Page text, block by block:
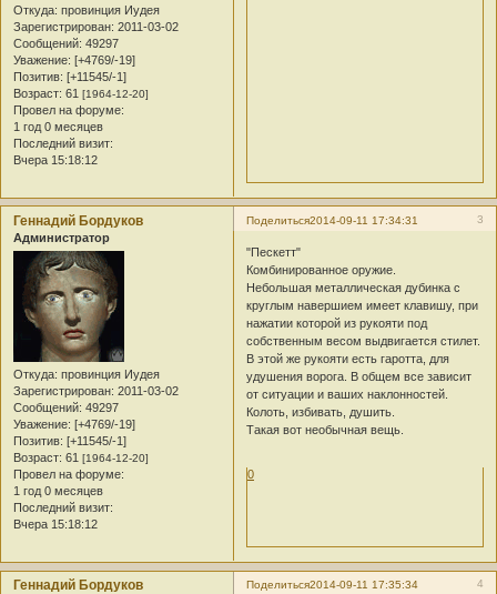
Откуда: провинция Иудея
Зарегистрирован: 2011-03-02
Сообщений: 49297
Уважение: [+4769/-19]
Позитив: [+11545/-1]
Возраст: 61 [1964-12-20]
Провел на форуме:
1 год 0 месяцев
Последний визит:
Вчера 15:18:12
Поделиться 3
2014-09-11 17:34:31
Геннадий Бордуков
Администратор
Откуда: провинция Иудея
Зарегистрирован: 2011-03-02
Сообщений: 49297
Уважение: [+4769/-19]
Позитив: [+11545/-1]
Возраст: 61 [1964-12-20]
Провел на форуме:
1 год 0 месяцев
Последний визит:
Вчера 15:18:12
"Пескетт"
Комбинированное оружие.
Небольшая металлическая дубинка с
круглым навершием имеет клавишу, при
нажатии которой из рукояти под
собственным весом выдвигается стилет.
В этой же рукояти есть гаротта, для
удушения ворога. В общем все зависит
от ситуации и ваших наклонностей.
Колоть, избивать, душить.
Такая вот необычная вещь.
0
Поделиться 4
2014-09-11 17:35:34
Геннадий Бордуков